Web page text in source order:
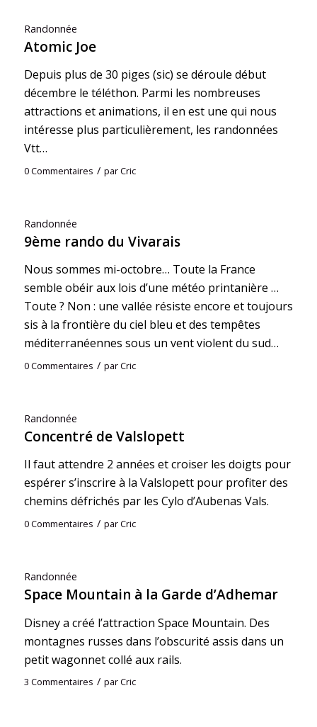
Randonnée
Atomic Joe
Depuis plus de 30 piges (sic) se déroule début
décembre le téléthon. Parmi les nombreuses
attractions et animations, il en est une qui nous
intéresse plus particulièrement, les randonnées
Vtt…
0 Commentaires / parCric
Randonnée
9ème rando du Vivarais
Nous sommes mi-octobre… Toute la France
semble obéir aux lois d’une météo printanière …
Toute ? Non : une vallée résiste encore et toujours
sis à la frontière du ciel bleu et des tempêtes
méditerranéennes sous un vent violent du sud…
0 Commentaires / parCric
Randonnée
Concentré de Valslopett
Il faut attendre 2 années et croiser les doigts pour
espérer s’inscrire à la Valslopett pour profiter des
chemins défrichés par les Cylo d’Aubenas Vals.
0 Commentaires / parCric
Randonnée
Space Mountain à la Garde d’Adhemar
Disney a créé l’attraction Space Mountain. Des
montagnes russes dans l’obscurité assis dans un
petit wagonnet collé aux rails.
3 Commentaires / parCric